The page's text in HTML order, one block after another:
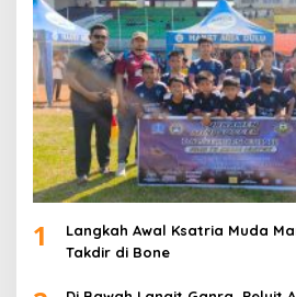
1
Langkah Awal Ksatria Muda
Takdir di Bone